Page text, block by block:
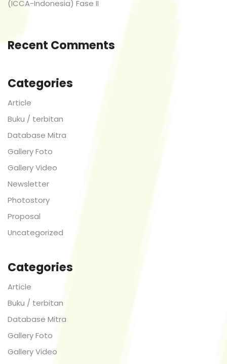
(ICCA-Indonesia) Fase II
Recent Comments
Categories
Article
Buku / terbitan
Database Mitra
Gallery Foto
Gallery Video
Newsletter
Photostory
Proposal
Uncategorized
Categories
Article
Buku / terbitan
Database Mitra
Gallery Foto
Gallery Video